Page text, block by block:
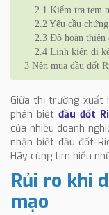
2.1 Kiểm tra tem
2.2 Yêu cầu
2.3 Độ hoàn thiện
2.4 Linh kiện đi
3 Nên mua đầu đốt
Giữa thị trường xuất
phân biệt đầu đốt
của nhiều doanh
nhận biết đầu đốt
Hãy cùng tìm hiểu
Rủi ro khi
mạo